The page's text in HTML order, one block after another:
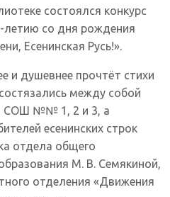
состоялся конкурс
летию со дня рождения
Есенинская Русь!».
и душевнее прочтёт стихи
между собой
СОШ №№ 1, 2 и 3, а
есенинских строк
отдела общего
М. В. Семякиной,
отделения «Движения